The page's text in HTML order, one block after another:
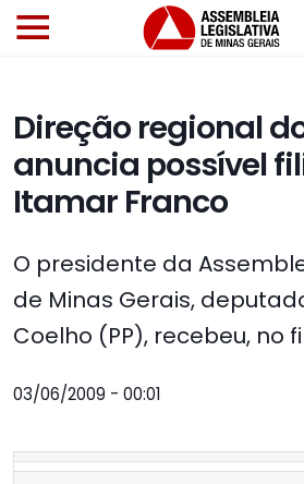
Direção regional
anuncia possível
Itamar Franco
O presidente da
de Minas Gerais,
Coelho (PP), recebeu, no
03/06/2009 - 00:01